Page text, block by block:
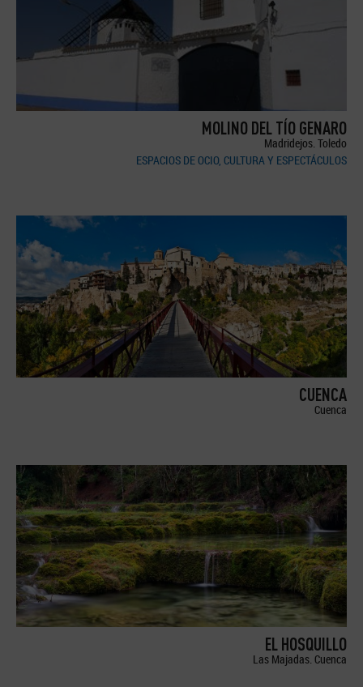
MOLINO DEL TÍO GENARO
Madridejos. Toledo
ESPACIOS DE OCIO, CULTURA Y ESPECTÁCULOS
CUENCA
Cuenca
EL HOSQUILLO
Las Majadas. Cuenca